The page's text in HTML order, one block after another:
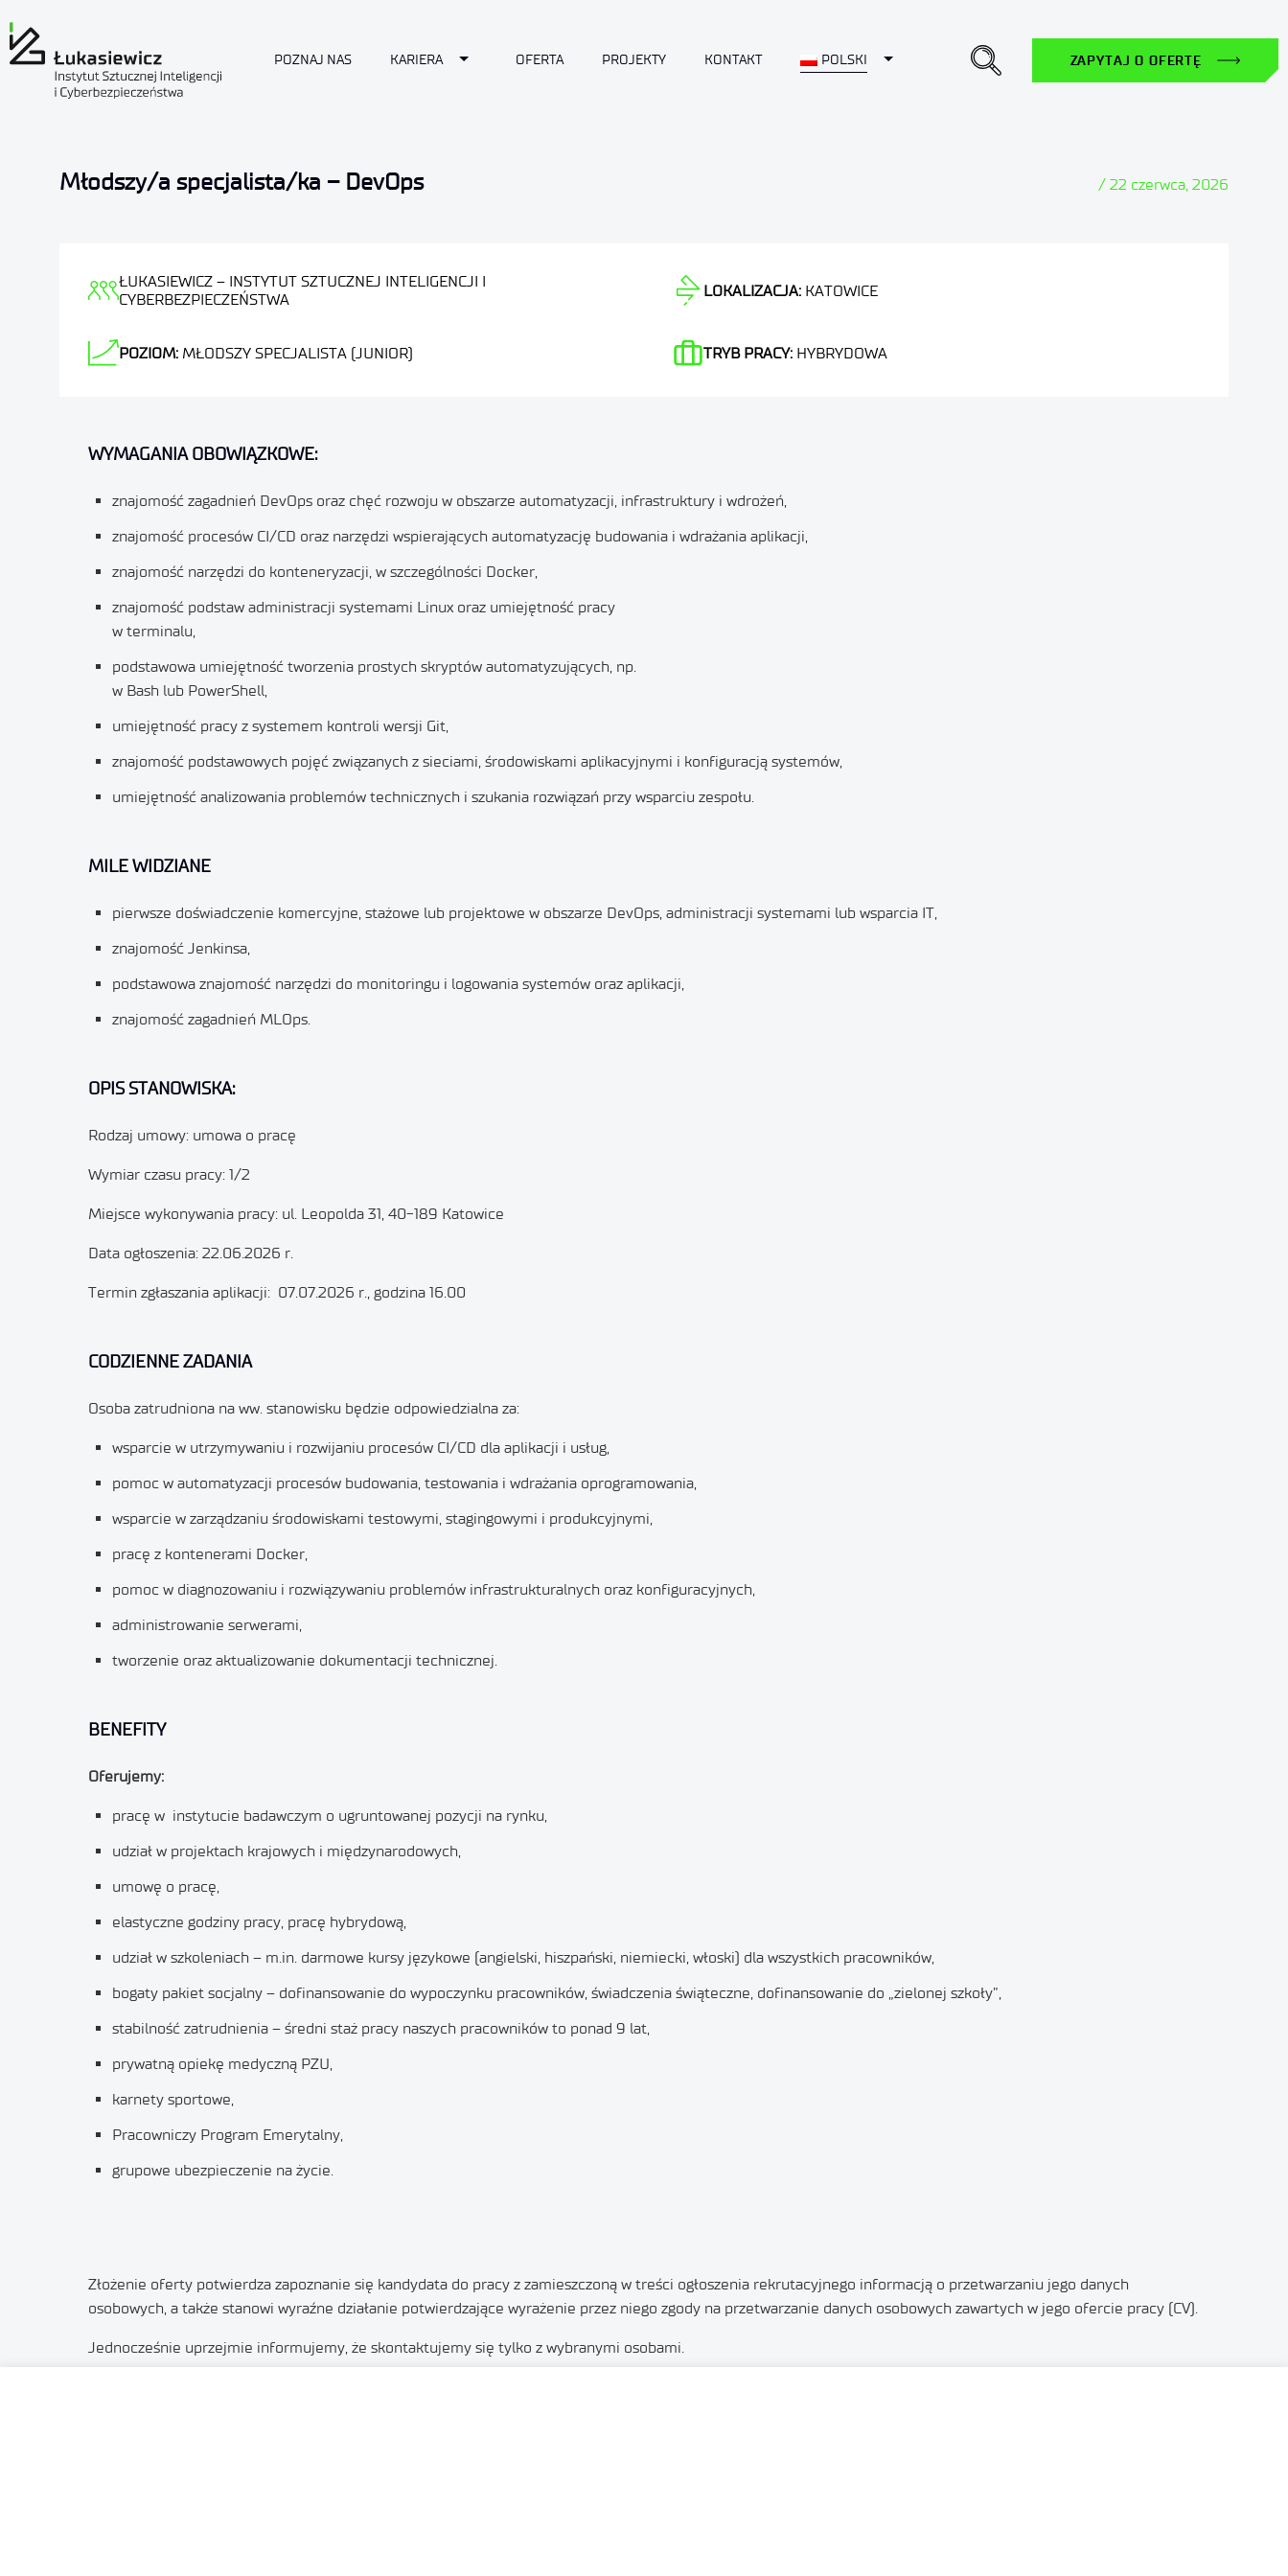
POZNAJ NAS KARIERA Toggle Dropdown
OFERTA PROJEKTY KONTAKT POLSKI Toggle Dropdown ZAPYTAJ O OFERTĘ
Młodszy/a specjalista/ka – DevOps / 22 czerwca, 2026
ŁUKASIEWICZ – INSTYTUT SZTUCZNEJ INTELIGENCJI I
CYBERBEZPIECZEŃSTWA
LOKALIZACJA: KATOWICE
POZIOM: MŁODSZY SPECJALISTA (JUNIOR) TRYB PRACY: HYBRYDOWA
WYMAGANIA OBOWIĄZKOWE:
znajomość zagadnień DevOps oraz chęć rozwoju w obszarze automatyzacji, infrastruktury i wdrożeń,
znajomość procesów CI/CD oraz narzędzi wspierających automatyzację budowania i wdrażania aplikacji,
znajomość narzędzi do konteneryzacji, w szczególności Docker,
znajomość podstaw administracji systemami Linux oraz umiejętność pracy
w terminalu,
podstawowa umiejętność tworzenia prostych skryptów automatyzujących, np.
w Bash lub PowerShell,
umiejętność pracy z systemem kontroli wersji Git,
znajomość podstawowych pojęć związanych z sieciami, środowiskami aplikacyjnymi i konfiguracją systemów,
umiejętność analizowania problemów technicznych i szukania rozwiązań przy wsparciu zespołu.
MILE WIDZIANE
pierwsze doświadczenie komercyjne, stażowe lub projektowe w obszarze DevOps, administracji systemami lub wsparcia IT,
znajomość Jenkinsa,
podstawowa znajomość narzędzi do monitoringu i logowania systemów oraz aplikacji,
znajomość zagadnień MLOps.
OPIS STANOWISKA:
Rodzaj umowy: umowa o pracę
Wymiar czasu pracy: 1/2
Miejsce wykonywania pracy: ul. Leopolda 31, 40-189 Katowice
Data ogłoszenia: 22.06.2026 r.
Termin zgłaszania aplikacji: 07.07.2026 r., godzina 16.00
CODZIENNE ZADANIA
Osoba zatrudniona na ww. stanowisku będzie odpowiedzialna za:
wsparcie w utrzymywaniu i rozwijaniu procesów CI/CD dla aplikacji i usług,
pomoc w automatyzacji procesów budowania, testowania i wdrażania oprogramowania,
wsparcie w zarządzaniu środowiskami testowymi, stagingowymi i produkcyjnymi,
pracę z kontenerami Docker,
pomoc w diagnozowaniu i rozwiązywaniu problemów infrastrukturalnych oraz konfiguracyjnych,
administrowanie serwerami,
tworzenie oraz aktualizowanie dokumentacji technicznej.
BENEFITY
Oferujemy:
pracę w instytucie badawczym o ugruntowanej pozycji na rynku,
udział w projektach krajowych i międzynarodowych,
umowę o pracę,
elastyczne godziny pracy, pracę hybrydową,
udział w szkoleniach – m.in. darmowe kursy językowe (angielski, hiszpański, niemiecki, włoski) dla wszystkich pracowników,
bogaty pakiet socjalny – dofinansowanie do wypoczynku pracowników, świadczenia świąteczne, dofinansowanie do „zielonej szkoły”,
stabilność zatrudnienia – średni staż pracy naszych pracowników to ponad 9 lat,
prywatną opiekę medyczną PZU,
karnety sportowe,
Pracowniczy Program Emerytalny,
grupowe ubezpieczenie na życie.
Złożenie oferty potwierdza zapoznanie się kandydata do pracy z zamieszczoną w treści ogłoszenia rekrutacyjnego informacją o przetwarzaniu jego danych
osobowych, a także stanowi wyraźne działanie potwierdzające wyrażenie przez niego zgody na przetwarzanie danych osobowych zawartych w jego ofercie pracy (CV).
Jednocześnie uprzejmie informujemy, że skontaktujemy się tylko z wybranymi osobami.